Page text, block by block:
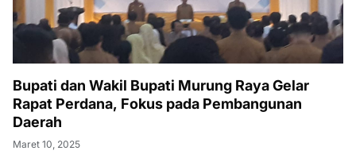
Bupati dan Wakil Bupati Murung Raya Gelar
Rapat Perdana, Fokus pada Pembangunan
Daerah
Maret 10, 2025